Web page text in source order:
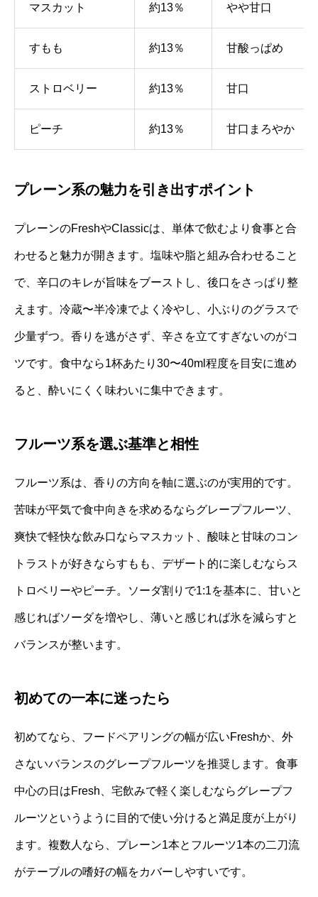
マスカット 約13％ やや甘口
すもも 約13％ 甘酸っぱめ
ストロベリー 約13％ 甘口
ピーチ 約13％ 甘口まろやか
プレーン系の魅力を引き出すポイント
プレーンのFreshやClassicは、単体で飲むより食事と合
わせると魅力が開きます。塩味や脂と組み合わせること
で、辛口のキレが旨味をブーストし、後口をさっぱり整
えます。冷蔵〜半冷凍でよく冷やし、小ぶりのグラスで
少量ずつ。香りを逃がさず、辛さを立てすぎないのがコ
ツです。食中なら1杯あたり30〜40ml程度を目安に進め
ると、酔いにくく味わいに集中できます。
フルーツ系を選ぶ基準と相性
フルーツ系は、香りの方向を軸に選ぶのが実用的です。
苦味が平気で食中向きを求めるならグレープフルーツ、
爽快で軽快な飲み口ならマスカット、酸味と甘味のコン
トラストが好きならすもも、デザート的に楽しむならス
トロベリーやピーチ。ソーダ割りで1:1を基本に、甘いと
感じればソーダを増やし、薄いと感じれば氷を減らすと
バランスが整います。
初めての一本に迷ったら
初めてなら、フードペアリングの幅が広いFreshか、外
さないバランスのグレープフルーツを推奨します。食事
中心の日はFresh、宅飲みで軽く楽しむならグレープフ
ルーツというように目的で使い分けると満足度が上がり
ます。複数人なら、プレーン1本とフルーツ1本の二刀流
がテーブルの嗜好の幅をカバーしやすいです。